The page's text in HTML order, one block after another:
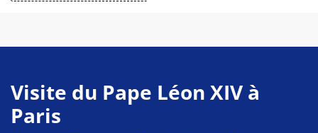
Visite du Pape Léon XIV à
Paris